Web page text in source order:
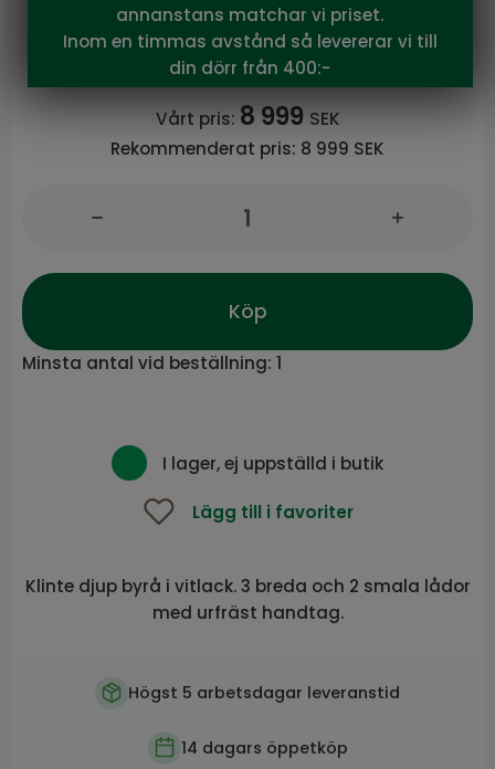
Byrå 3+2 djup lådor vitlack
Serie KLINTE från Torkelson
Vårt pris: 8 999SEK
Rekommenderat pris: 8 999 SEK
Köp
Minsta antal vid beställning: 1
I lager, ej uppställd i butik
Lägg till i favoriter
Klinte djup byrå i vitlack. 3 breda och 2 smala lådor
med urfräst handtag.
Högst 5 arbetsdagar leveranstid
14 dagars öppetköp
annanstans matchar vi priset.
Inom en timmas avstånd så levererar vi till
din dörr från 400:-